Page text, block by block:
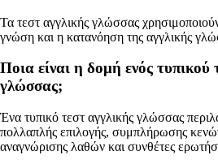
Τα τεστ αγγλικής γλώσσας
γνώση και η κατανόηση της αγγλικής
Ποια είναι η δομή ενός τυπικού
γλώσσας;
Ένα τυπικό τεστ αγγλικής γλώσσας
πολλαπλής επιλογής, συμπλήρωσης
αναγνώρισης λαθών και συνθέτες